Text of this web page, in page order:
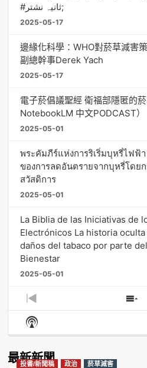
#ثانیہ نشتر;
2025-05-17
邊緣化科學：WHO對菸草減害
副總幹事Derek Yach
2025-05-17
電子菸倡議聖經 衛福部隱匿的
NotebookLM 中文PODCAST）
2025-05-01
พระคัมภีร์แห่งการริเริ่มบุหรี่ไฟฟ้
ของการลดอันตรายจากบุหรี่โดย
สวัสดิการ
2025-05-01
La Biblia de las Iniciativas de
Electrónicos La historia
daños del tabaco por parte
Bienestar
2025-05-01
Previous
Episode
Show
Podcast
最新新聞
投書/新聞稿 政治 菸草減害